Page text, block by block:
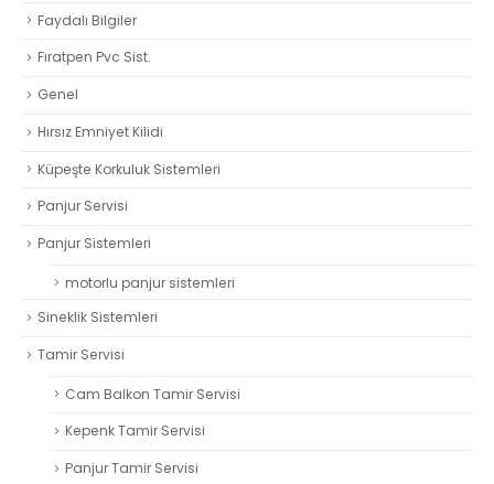
Faydalı Bilgiler
Fıratpen Pvc Sist.
Genel
Hırsız Emniyet Kilidi
Küpeşte Korkuluk Sistemleri
Panjur Servisi
Panjur Sistemleri
motorlu panjur sistemleri
Sineklik Sistemleri
Tamir Servisi
Cam Balkon Tamir Servisi
Kepenk Tamir Servisi
Panjur Tamir Servisi